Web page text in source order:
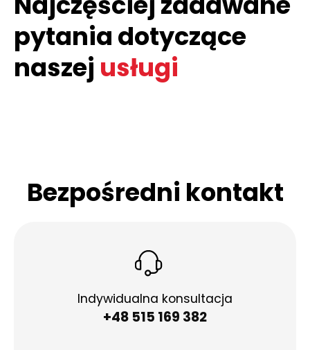
pytania dotyczące
naszej usługi
Bezpośredni kontakt
Indywidualna konsultacja
+48 515 169 382